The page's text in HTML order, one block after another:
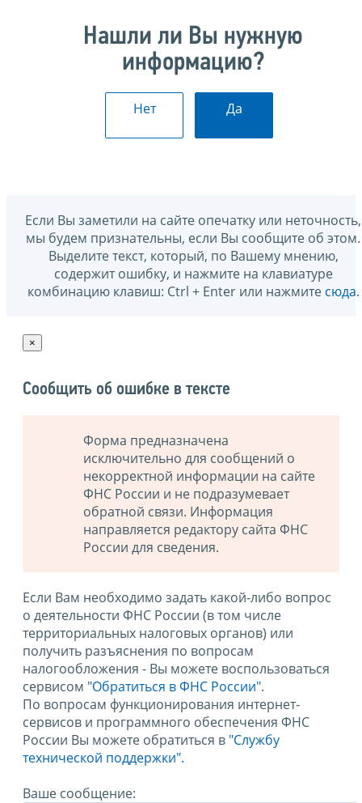
Нашли ли Вы нужную
информацию?
Нет Да
Если Вы заметили на сайте опечатку или неточность,
мы будем признательны, если Вы сообщите об этом.
Выделите текст, который, по Вашему мнению,
содержит ошибку, и нажмите на клавиатуре
комбинацию клавиш: Ctrl + Enter или нажмите сюда.
×
Сообщить об ошибке в тексте
Форма предназначена
исключительно для сообщений о
некорректной информации на сайте
ФНС России и не подразумевает
обратной связи. Информация
направляется редактору сайта ФНС
России для сведения.
Если Вам необходимо задать какой-либо вопрос
о деятельности ФНС России (в том числе
территориальных налоговых органов) или
получить разъяснения по вопросам
налогообложения - Вы можете воспользоваться
сервисом "Обратиться в ФНС России".
По вопросам функционирования интернет-
сервисов и программного обеспечения ФНС
России Вы можете обратиться в "Службу
технической поддержки".
Ваше сообщение: